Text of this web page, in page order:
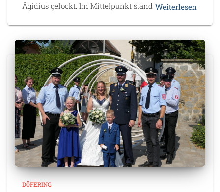
Ägidius gelockt. Im Mittelpunkt stand Weiterlesen
DÖFERING